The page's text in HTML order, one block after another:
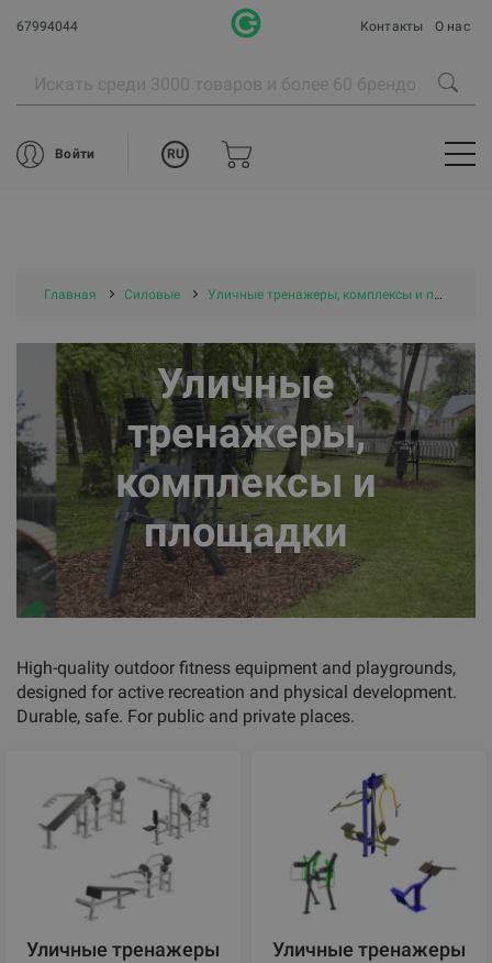
67994044 Контакты О нас
Войти RU
Главная Силовые Уличные тренажеры, комплексы и площадки
Уличные
тренажеры,
комплексы и
площадки
High-quality outdoor fitness equipment and playgrounds,
designed for active recreation and physical development.
Durable, safe. For public and private places.
Уличные тренажеры
Уличные тренажеры